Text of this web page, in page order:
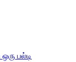
பல்டி